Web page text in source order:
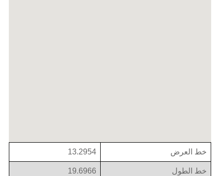
خط العرض 13.2954
خط الطول 19.6966